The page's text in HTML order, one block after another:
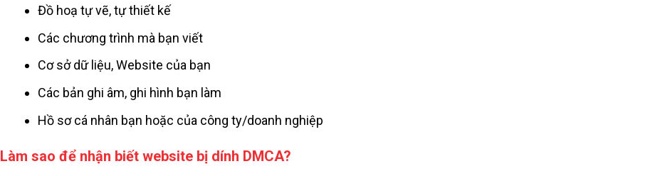
Đồ hoạ tự vẽ, tự thiết kế
Các chương trình mà bạn viết
Cơ sở dữ liệu, Website của bạn
Các bản ghi âm, ghi hình bạn làm
Hồ sơ cá nhân bạn hoặc của công ty/doanh nghiệp
Làm sao để nhận biết website bị dính DMCA?